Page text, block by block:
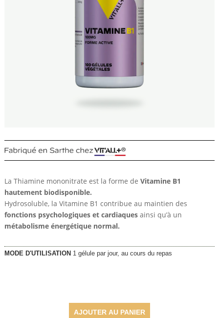
La Thiamine mononitrate est la forme de Vitamine B1
hautement biodisponible.
Hydrosoluble, la Vitamine B1 contribue au maintien des
fonctions psychologiques et cardiaquesainsi qu’à un
métabolisme énergétique normal.
MODE D'UTILISATION 1 gélule par jour, au cours du repas
AJOUTER AU PANIER